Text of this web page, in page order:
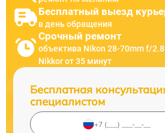
Бесплатный выезд
в день обращения
Срочный ремонт
объектива Nikon 28-70mm f/2.8
Nikkor от 35 минут
Бесплатная
специалистом